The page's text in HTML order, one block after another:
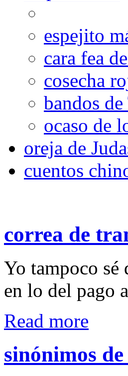
espejito
cara fea
cosecha
bandos
ocaso de
oreja de
cuentos
correa de
Yo tampoco sé
en lo del pago
Read more
sinónimos